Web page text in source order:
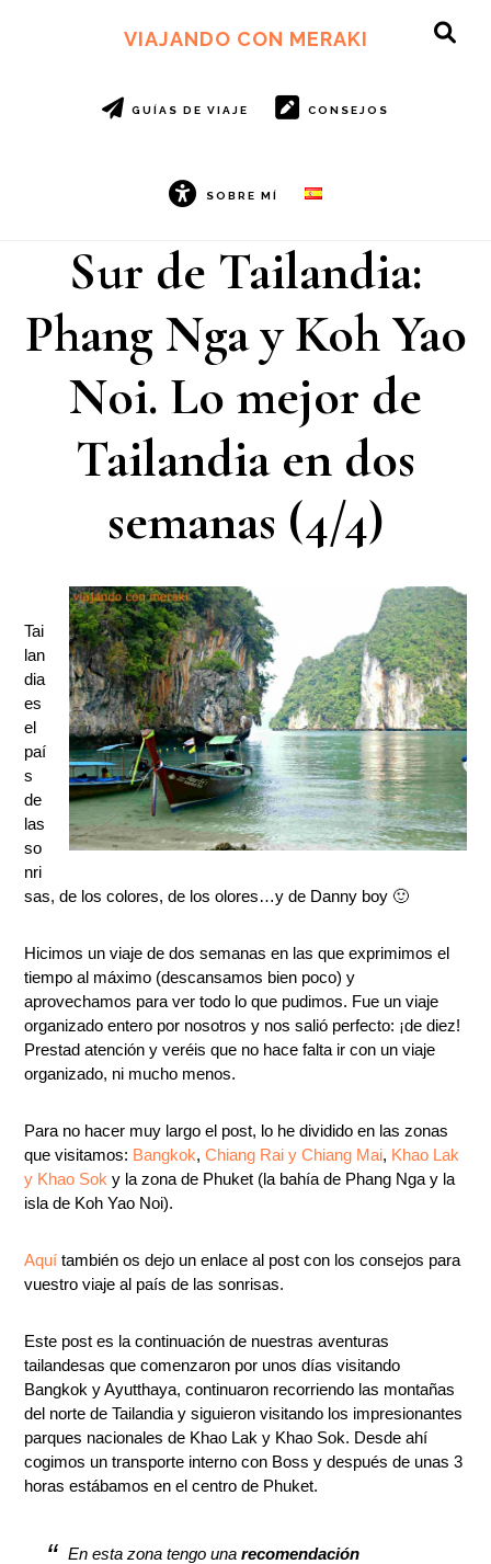
VIAJANDO CON MERAKI
GUÍAS DE VIAJE CONSEJOS
SOBRE MÍ
Sur de Tailandia:
Phang Nga y Koh Yao
Noi. Lo mejor de
Tailandia en dos
semanas (4/4)
Tai
lan
dia
es
el
paí
s
de
las
so
nri
sas, de los colores, de los olores…y de Danny boy 🙂
Hicimos un viaje de dos semanas en las que exprimimos el
tiempo al máximo (descansamos bien poco) y
aprovechamos para ver todo lo que pudimos. Fue un viaje
organizado entero por nosotros y nos salió perfecto: ¡de diez!
Prestad atención y veréis que no hace falta ir con un viaje
organizado, ni mucho menos.
Para no hacer muy largo el post, lo he dividido en las zonas
que visitamos: Bangkok,Chiang Rai y Chiang Mai, Khao Lak
y Khao Soky la zona de Phuket (la bahía de Phang Nga y la
isla de Koh Yao Noi).
Aquí también os dejo un enlace al post con los consejos para
vuestro viaje al país de las sonrisas.
Este post es la continuación de nuestras aventuras
tailandesas que comenzaron por unos días visitando
Bangkok y Ayutthaya, continuaron recorriendo las montañas
del norte de Tailandia y siguieron visitando los impresionantes
parques nacionales de Khao Lak y Khao Sok. Desde ahí
cogimos un transporte interno con Boss y después de unas 3
horas estábamos en el centro de Phuket.
En esta zona tengo unarecomendación